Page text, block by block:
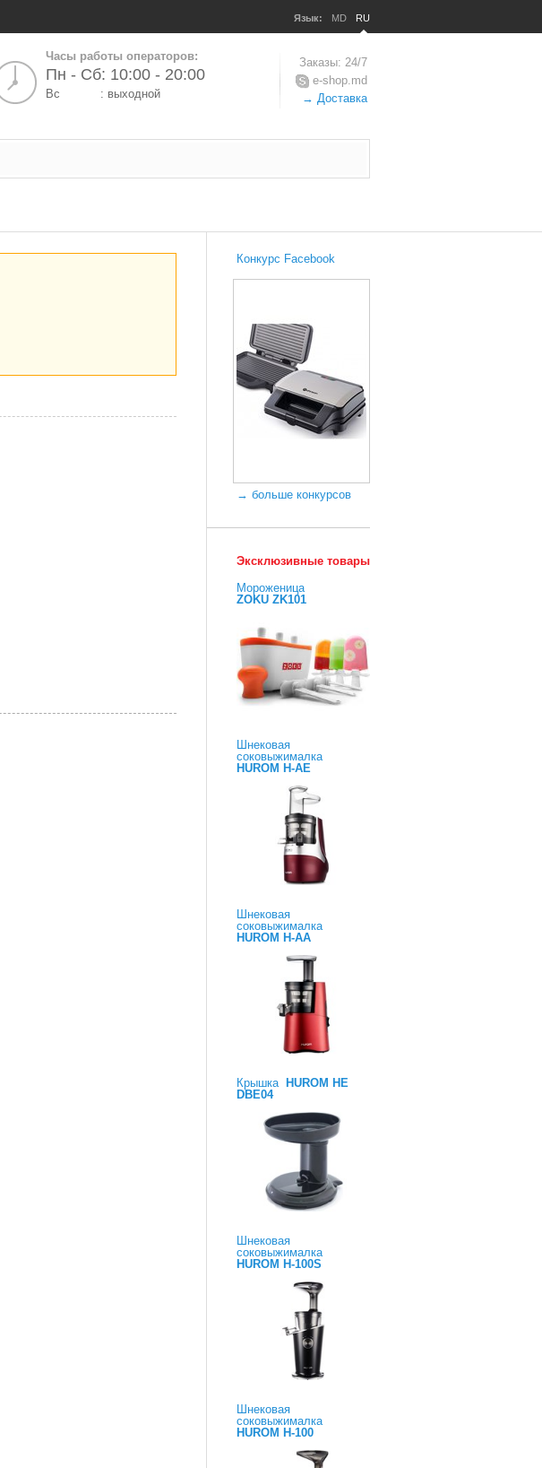
Язык: MD RU
Часы работы операторов:
Пн - Сб: 10:00 - 20:00
Вс : выходной
Заказы: 24/7
e-shop.md
→ Доставка
Конкурс Facebook
→ больше конкурсов
Эксклюзивные товары
Мороженица
ZOKU ZK101
Шнековая
соковыжималка
HUROM H-AE
Шнековая
соковыжималка
HUROM H-AA
Крышка HUROM HE
DBE04
Шнековая
соковыжималка
HUROM H-100S
Шнековая
соковыжималка
HUROM H-100